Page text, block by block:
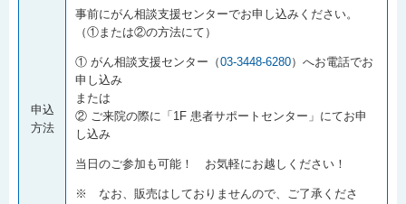
申込
方法
事前にがん相談支援センターでお申し込みください。
（①または②の方法にて）
① がん相談支援センター（03-3448-6280）へお電話でお
申し込み
または
② ご来院の際に「1F 患者サポートセンター」にてお申
し込み
当日のご参加も可能！ お気軽にお越しください！
※ なお、販売はしておりませんので、ご了承くださ